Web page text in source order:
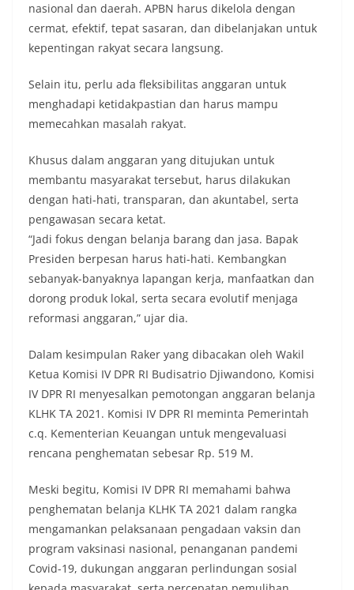
nasional dan daerah. APBN harus dikelola dengan
cermat, efektif, tepat sasaran, dan dibelanjakan untuk
kepentingan rakyat secara langsung.
Selain itu, perlu ada fleksibilitas anggaran untuk
menghadapi ketidakpastian dan harus mampu
memecahkan masalah rakyat.
Khusus dalam anggaran yang ditujukan untuk
membantu masyarakat tersebut, harus dilakukan
dengan hati-hati, transparan, dan akuntabel, serta
pengawasan secara ketat.
“Jadi fokus dengan belanja barang dan jasa. Bapak
Presiden berpesan harus hati-hati. Kembangkan
sebanyak-banyaknya lapangan kerja, manfaatkan dan
dorong produk lokal, serta secara evolutif menjaga
reformasi anggaran,” ujar dia.
Dalam kesimpulan Raker yang dibacakan oleh Wakil
Ketua Komisi IV DPR RI Budisatrio Djiwandono, Komisi
IV DPR RI menyesalkan pemotongan anggaran belanja
KLHK TA 2021. Komisi IV DPR RI meminta Pemerintah
c.q. Kementerian Keuangan untuk mengevaluasi
rencana penghematan sebesar Rp. 519 M.
Meski begitu, Komisi IV DPR RI memahami bahwa
penghematan belanja KLHK TA 2021 dalam rangka
mengamankan pelaksanaan pengadaan vaksin dan
program vaksinasi nasional, penanganan pandemi
Covid-19, dukungan anggaran perlindungan sosial